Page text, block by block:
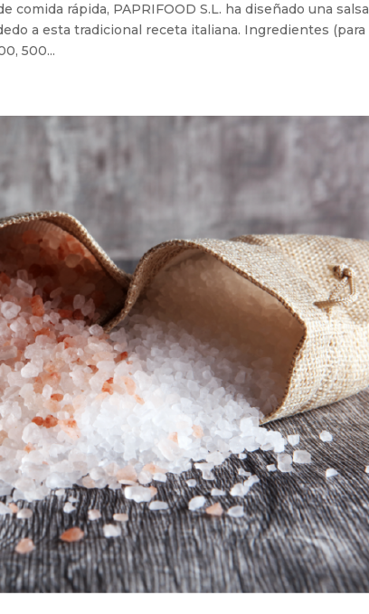
comida rápida, PAPRIFOOD S.L. ha diseñado una salsa
a esta tradicional receta italiana. Ingredientes (para
500...